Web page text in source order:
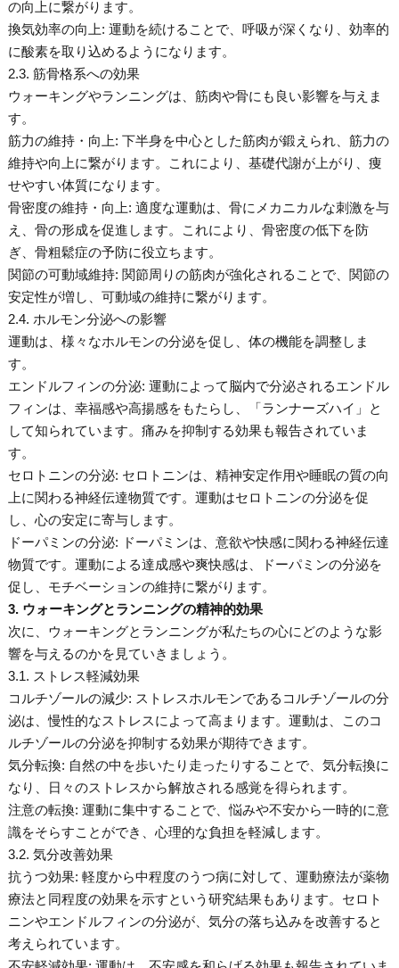
の向上に繋がります。
換気効率の向上: 運動を続けることで、呼吸が深くなり、効率的
に酸素を取り込めるようになります。
2.3. 筋骨格系への効果
ウォーキングやランニングは、筋肉や骨にも良い影響を与えま
す。
筋力の維持・向上: 下半身を中心とした筋肉が鍛えられ、筋力の
維持や向上に繋がります。これにより、基礎代謝が上がり、痩
せやすい体質になります。
骨密度の維持・向上: 適度な運動は、骨にメカニカルな刺激を与
え、骨の形成を促進します。これにより、骨密度の低下を防
ぎ、骨粗鬆症の予防に役立ちます。
関節の可動域維持: 関節周りの筋肉が強化されることで、関節の
安定性が増し、可動域の維持に繋がります。
2.4. ホルモン分泌への影響
運動は、様々なホルモンの分泌を促し、体の機能を調整しま
す。
エンドルフィンの分泌: 運動によって脳内で分泌されるエンドル
フィンは、幸福感や高揚感をもたらし、「ランナーズハイ」と
して知られています。痛みを抑制する効果も報告されていま
す。
セロトニンの分泌: セロトニンは、精神安定作用や睡眠の質の向
上に関わる神経伝達物質です。運動はセロトニンの分泌を促
し、心の安定に寄与します。
ドーパミンの分泌: ドーパミンは、意欲や快感に関わる神経伝達
物質です。運動による達成感や爽快感は、ドーパミンの分泌を
促し、モチベーションの維持に繋がります。
3. ウォーキングとランニングの精神的効果
次に、ウォーキングとランニングが私たちの心にどのような影
響を与えるのかを見ていきましょう。
3.1. ストレス軽減効果
コルチゾールの減少: ストレスホルモンであるコルチゾールの分
泌は、慢性的なストレスによって高まります。運動は、このコ
ルチゾールの分泌を抑制する効果が期待できます。
気分転換: 自然の中を歩いたり走ったりすることで、気分転換に
なり、日々のストレスから解放される感覚を得られます。
注意の転換: 運動に集中することで、悩みや不安から一時的に意
識をそらすことができ、心理的な負担を軽減します。
3.2. 気分改善効果
抗うつ効果: 軽度から中程度のうつ病に対して、運動療法が薬物
療法と同程度の効果を示すという研究結果もあります。セロト
ニンやエンドルフィンの分泌が、気分の落ち込みを改善すると
考えられています。